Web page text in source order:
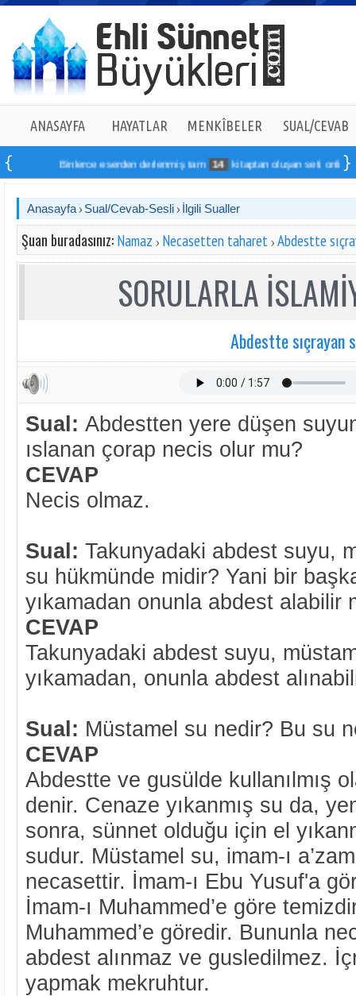
ANASAYFA HAYATLAR MENKÎBELER SUAL/CEVAB
Binlerce eserden derlenmiş tam 14 kitaptan oluşan seti online
Anasayfa Sual/Cevab-Sesli İlgili Sualler
Şuan buradasınız: Namaz Necasetten taharet Abdestte
SORULARLA
Abdestte sıçrayan
Sual: Abdestten yere düşen
ıslanan çorap necis olur mu?
CEVAP
Necis olmaz.
Sual: Takunyadaki abdest suyu,
su hükmünde midir? Yani bir
yıkamadan onunla abdest alabilir
CEVAP
Takunyadaki abdest suyu,
yıkamadan, onunla abdest
Sual: Müstamel su nedir? Bu su
CEVAP
Abdestte ve gusülde kullanılmış
denir. Cenaze yıkanmış su da,
sonra, sünnet olduğu için el
sudur. Müstamel su, imam-ı
necasettir. İmam-ı Ebu Yusuf'a
İmam-ı Muhammed’e göre
Muhammed’e göredir. Bununla
abdest alınmaz ve gusledilmez.
yapmak mekruhtur.